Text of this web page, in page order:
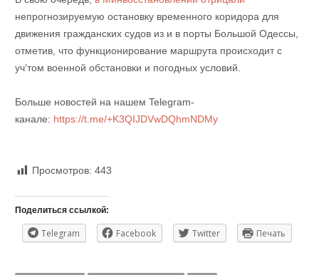
непрогнозируемую остановку временного коридора для
движения гражданских судов из и в порты Большой Одессы,
отметив, что функционирование маршрута происходит с
уч’том военной обстановки и погодных условий.
Больше новостей на нашем Telegram-
канале: https://t.me/+K3QIJDVwDQhmNDMy
Просмотров: 443
Поделиться ссылкой:
Telegram Facebook Twitter Печать